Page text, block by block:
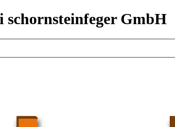
schornsteinfeger GmbH